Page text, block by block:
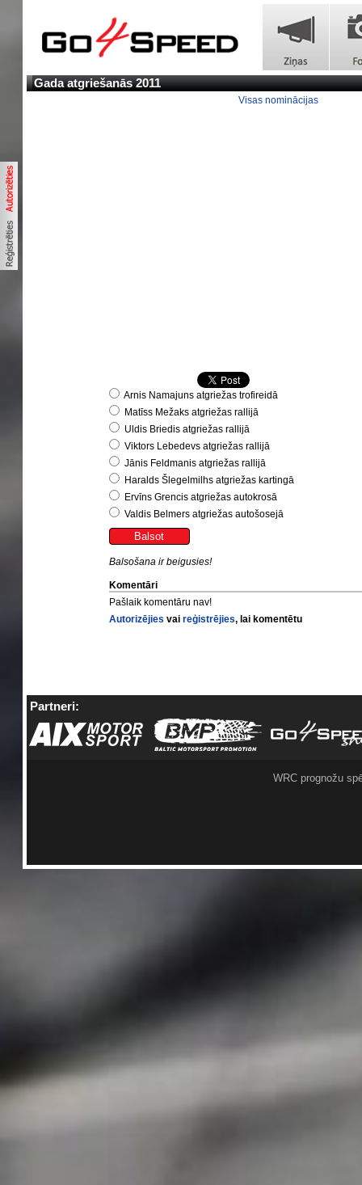
Gada atgriešanās 2011
Visas nominācijas
Arnis Namajuns atgriežas trofireidā
Matīss Mežaks atgriežas rallijā
Uldis Briedis atgriežas rallijā
Viktors Lebedevs atgriežas rallijā
Jānis Feldmanis atgriežas rallijā
Haralds Šlegelmilhs atgriežas kartingā
Ervīns Grencis atgriežas autokrosā
Valdis Belmers atgriežas autošosejā
Balsošana ir beigusies!
Komentāri
Pašlaik komentāru nav!
Autorizējies vai reģistrējies, lai komentētu
Partneri:
WRC prognožu